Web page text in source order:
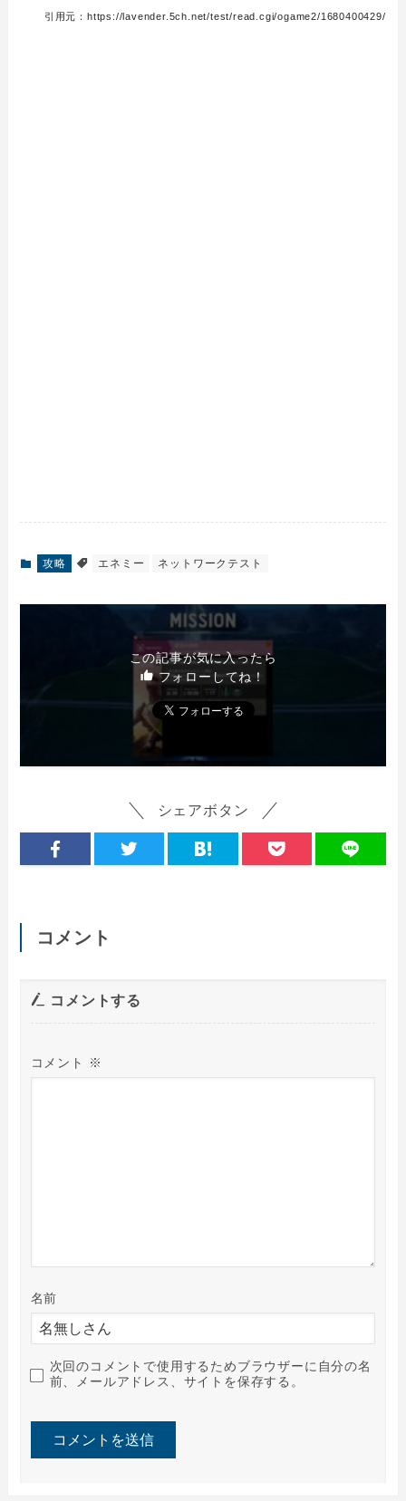
引用元：https://lavender.5ch.net/test/read.cgi/ogame2/1680400429/
攻略 エネミー ネットワークテスト
この記事が気に入ったら
フォローしてね！
シェアボタン
コメント
コメントする
コメント ※
名前
次回のコメントで使用するためブラウザーに自分の名
前、メールアドレス、サイトを保存する。